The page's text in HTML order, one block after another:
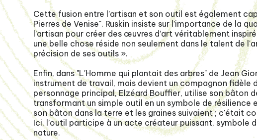
Cette fusion entre l’artisan et son outil est également
Pierres de Venise". Ruskin insiste sur l’importance de la
l’artisan pour créer des œuvres d’art véritablement
une belle chose réside non seulement dans le talent de
précision de ses outils ».
Enfin, dans "L'Homme qui plantait des arbres" de Jean
instrument de travail, mais devient un compagnon fidèle
personnage principal, Elzéard Bouffier, utilise son bâton
transformant un simple outil en un symbole de résilience
son bâton dans la terre et les graines suivaient ; c'était
Ici, l’outil participe à un acte créateur puissant, symbole
nature.